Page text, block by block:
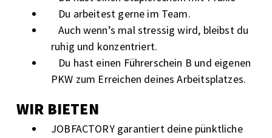
Du arbeitest gerne im Team.
Auch wenn’s mal stressig wird, bleibst du
ruhig und konzentriert.
Du hast einen Führerschein B und eigenen
PKW zum Erreichen deines Arbeitsplatzes.
WIR BIETEN
JOBFACTORY garantiert deine pünktliche